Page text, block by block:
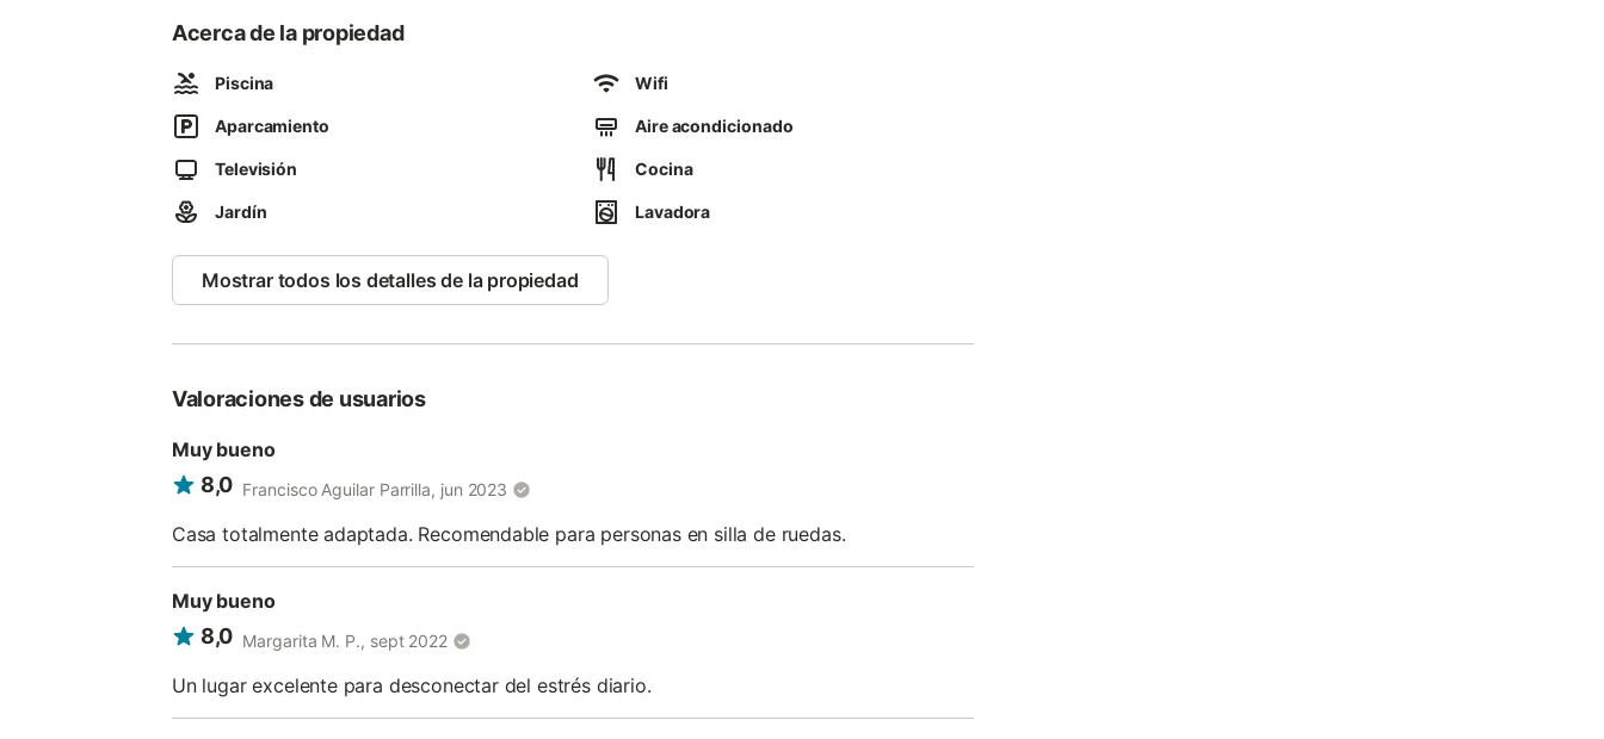
Acerca de la propiedad
Piscina Wifi
Aparcamiento Aire acondicionado
Televisión Cocina
Jardín Lavadora
Mostrar todos los detalles de la propiedad
Valoraciones de usuarios
Muy bueno
8,0 Francisco Aguilar Parrilla, jun 2023
Casa totalmente adaptada. Recomendable para personas en silla de ruedas.
Muy bueno
8,0 Margarita M. P., sept 2022
Un lugar excelente para desconectar del estrés diario.